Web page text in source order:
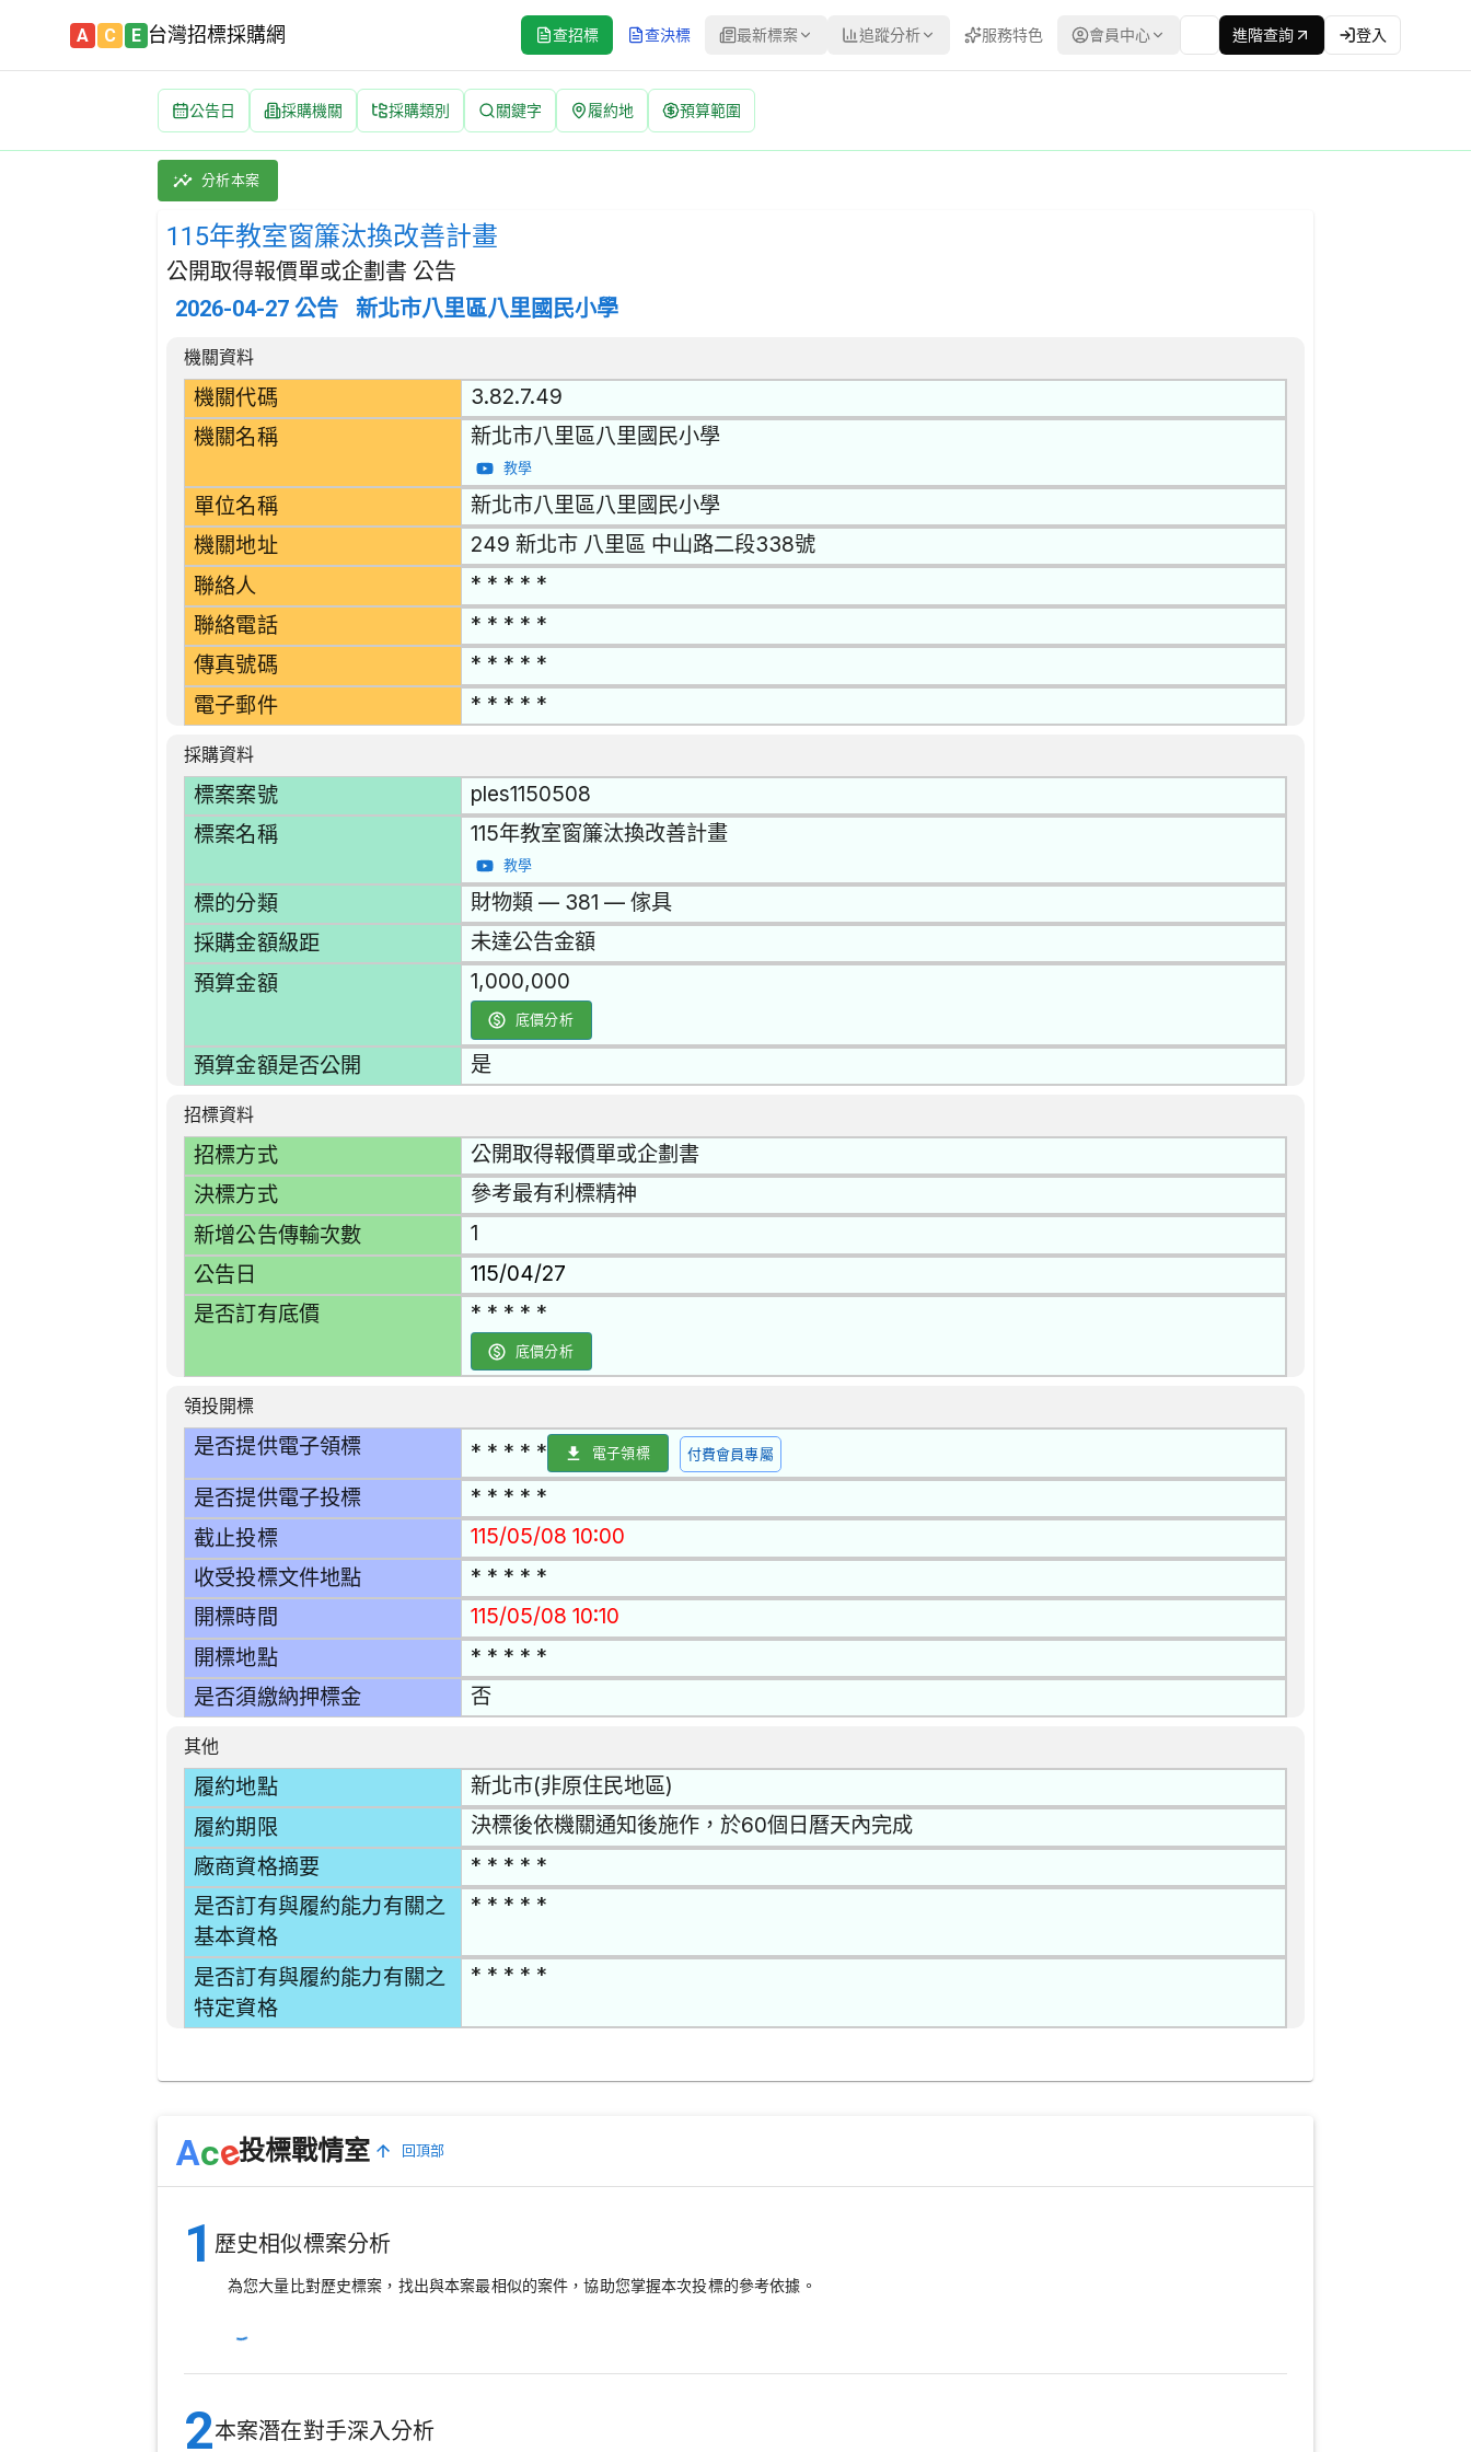
A C E 台灣招標採購網 查招標 查決標 最新標案 追蹤分析 服務特色 會員中心 進階查詢 登入
公告日 採購機關 採購類別 關鍵字 履約地 預算範圍
115年教室窗簾汰換改善計畫 招標公告 | 案號：ples1150508 | 公開取得報價單或企劃書 公告
採購類別：財物類 傢具 | 招標方式：公開取得報價單或企劃書 | 決標方式：參考最有利標精神 | 資料來源：台灣政府電子採購網（公共工程委員會） | 更新時間：2026-
分析本案
115年教室窗簾汰換改善計畫
公開取得報價單或企劃書 公告
2026-04-27 公告 新北市八里區八里國民小學
招標公告詳細內容
機關資料
機關代碼 3.82.7.49
機關名稱 新北市八里區八里國民小學
教學
單位名稱 新北市八里區八里國民小學
機關地址 249 新北市 八里區 中山路二段338號
聯絡人 * * * * *
聯絡電話 * * * * *
傳真號碼 * * * * *
電子郵件 * * * * *
採購資料
標案案號 ples1150508
標案名稱 115年教室窗簾汰換改善計畫
教學
標的分類 財物類 — 381 — 傢具
採購金額級距 未達公告金額
預算金額 1,000,000
底價分析
預算金額是否公開 是
招標資料
招標方式 公開取得報價單或企劃書
決標方式 參考最有利標精神
新增公告傳輸次數 1
公告日 115/04/27
是否訂有底價 * * * * *
底價分析
領投開標
是否提供電子領標 * * * * * 電子領標 付費會員專屬
是否提供電子投標 * * * * *
截止投標 115/05/08 10:00
收受投標文件地點 * * * * *
開標時間 115/05/08 10:10
開標地點 * * * * *
是否須繳納押標金 否
其他
履約地點 新北市(非原住民地區)
履約期限 決標後依機關通知後施作，於60個日曆天內完成
廠商資格摘要 * * * * *
是否訂有與履約能力有關之
基本資格
* * * * *
是否訂有與履約能力有關之
特定資格
* * * * *
Ace投標戰情室 回頂部
1 歷史相似標案分析
為您大量比對歷史標案，找出與本案最相似的案件，協助您掌握本次投標的參考依據。
2本案潛在對手深入分析